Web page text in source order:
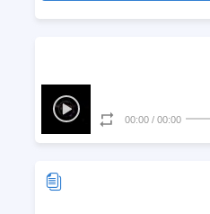
00:00
/
00:00